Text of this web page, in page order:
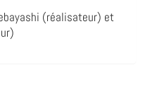
(réalisateur) et